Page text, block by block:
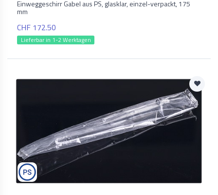
Einweggeschirr Gabel aus PS, glasklar, einzel-verpackt, 175
mm
CHF 172.50
Lieferbar in 1-2 Werktagen